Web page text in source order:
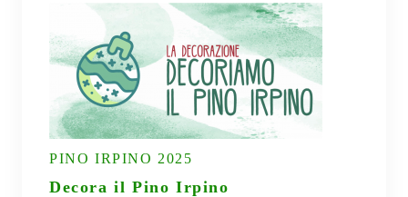
PINO IRPINO 2025
Decora il Pino Irpino